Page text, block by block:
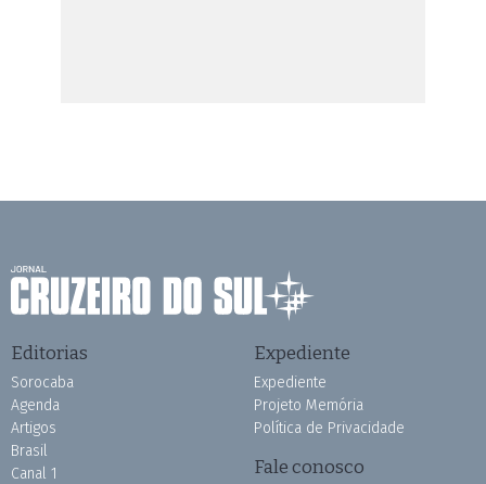
Editorias
Sorocaba
Agenda
Artigos
Brasil
Canal 1
Expediente
Expediente
Projeto Memória
Política de Privacidade
Fale conosco